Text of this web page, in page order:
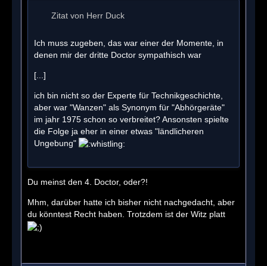
Zitat von Herr Duck
Ich muss zugeben, das war einer der Momente, in
denen mir der dritte Doctor sympathisch war
[...]
ich bin nicht so der Experte für Technikgeschichte,
aber war "Wanzen" als Synonym für "Abhörgeräte"
im jahr 1975 schon so verbreitet? Ansonsten spielte
die Folge ja eher in einer etwas "ländlicheren
Ungebung"
Du meinst den 4. Doctor, oder?!
Mhm, darüber hatte ich bisher nicht nachgedacht, aber
du könntest Recht haben. Trotzdem ist der Witz platt